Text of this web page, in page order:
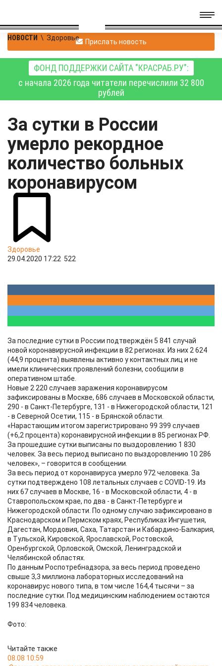
НОВОСТИ \ Здоровье Прислать новость
ФОНД ПОДДЕРЖКИ САЙТА "КРАСРАБ.РУ":
с начала 2026 года читатели перечислили 32 800
рублей
За сутки в России
умерло рекордное
количество больных
коронавирусом
Здоровье
29.04.2020 17:22 522
За последние сутки в России подтверждён 5 841 случай
новой коронавирусной инфекции в 82 регионах. Из них 2 624
(44,9 процента) выявлены активно у контактных лиц и не
имели клинических проявлений болезни, сообщили в
оперативном штабе.
Новые 2 220 случаев заражения коронавирусом
зафиксированы в Москве, 686 случаев в Московской области,
290 - в Санкт-Петербурге, 131 - в Нижегородской области, 121
- в Северной Осетии, 115 - в Брянской области.
«Нарастающим итогом зарегистрировано 99 399 случаев
(+6,2 процента) коронавирусной инфекции в 85 регионах РФ.
За прошедшие сутки выписаны по выздоровлению 1 830
человек. За весь период выписано по выздоровлению 10 286
человек», – говорится в сообщении.
За весь период от коронавируса умерло 972 человека. За
сутки подтверждено 108 летальных случаев с COVID-19. Из
них 67 случаев в Москве, 16 - в Московской области, 4 - в
Ставропольском крае, по два - в Санкт-Петербурге и
Нижегородской области. По одному случаю зафиксировано в
Краснодарском и Пермском краях, Республиках Ингушетия,
Дагестан, Мордовия, Саха, Татарстан и Кабардино-Балкария,
в Тульской, Кировской, Ярославской, Ростовской,
Оренбургской, Орловской, Омской, Ленинградской и
Челябинской областях.
По данным Роспотребнадзора, за весь период проведено
свыше 3,3 миллиона лабораторных исследований на
коронавирус нового типа, в том числе 164,4 тысячи – за
последние сутки. Под медицинским наблюдением остаются
199 834 человека.
Фото:
Читайте также
08.08 10:59